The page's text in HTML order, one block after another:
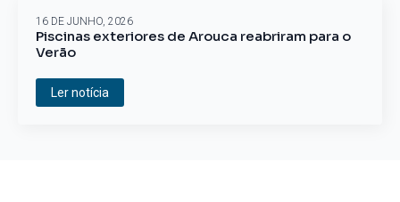
Piscinas exteriores de Arouca reabriram para o
Verão
16 DE JUNHO, 2026
Ler notícia